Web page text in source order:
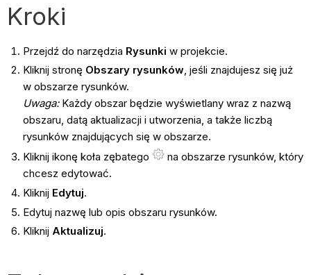
Kroki
Przejdź do narzędzia Rysunki w projekcie.
Kliknij stronę Obszary rysunków, jeśli znajdujesz się już
w obszarze rysunków.
Uwaga:Każdy obszar będzie wyświetlany wraz z nazwą
obszaru, datą aktualizacji i utworzenia, a także liczbą
rysunków znajdujących się w obszarze.
Kliknij ikonę koła zębatego
na obszarze rysunków, który
chcesz edytować.
Kliknij Edytuj.
Edytuj nazwę lub opis obszaru rysunków.
Kliknij Aktualizuj.